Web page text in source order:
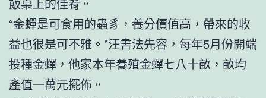
“金蟬是可食用的蟲豸，養分價值高，帶來的收
益也很是可不雅。”汪書法先容，每年5月份開端
投種金蟬，他家本年養殖金蟬七八十畝，畝均
產值一萬元擺佈。